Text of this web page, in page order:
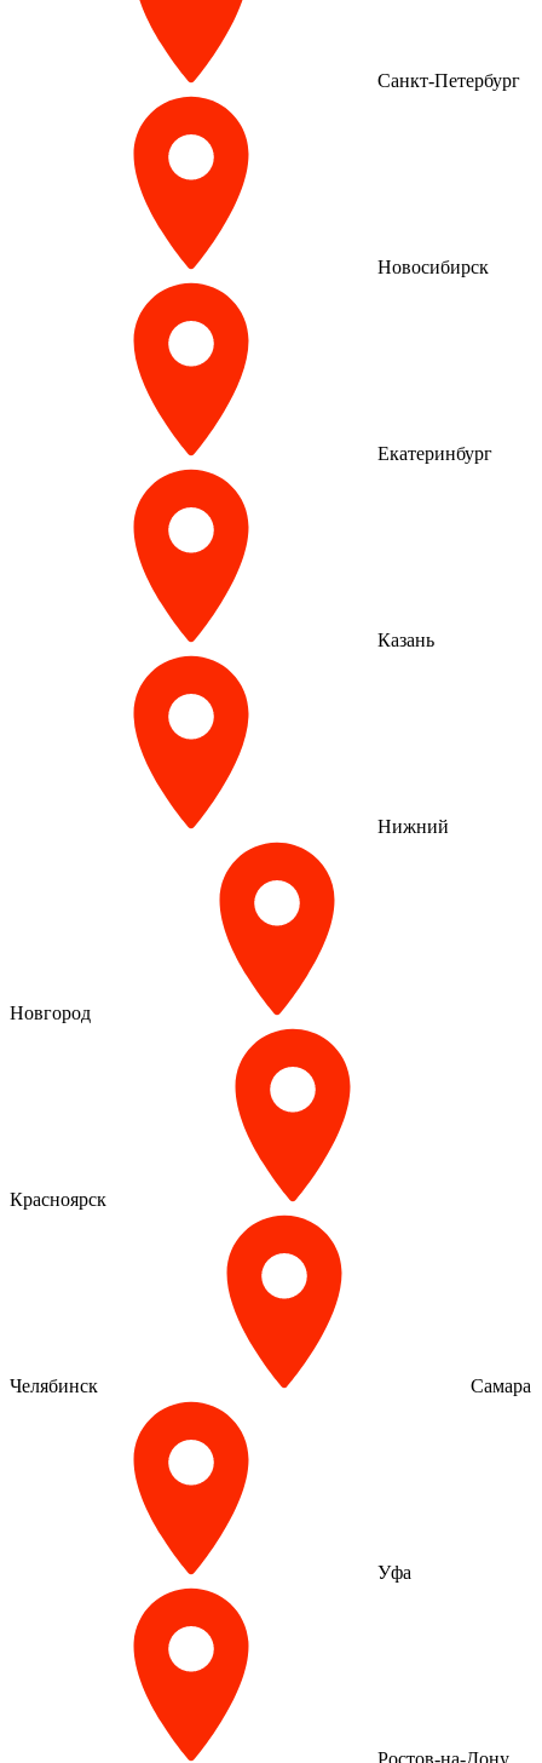
Санкт-Петербург
Новосибирск
Екатеринбург
Казань
Нижний
Новгород
Красноярск
Челябинск Самара
Уфа
Ростов-на-Дону